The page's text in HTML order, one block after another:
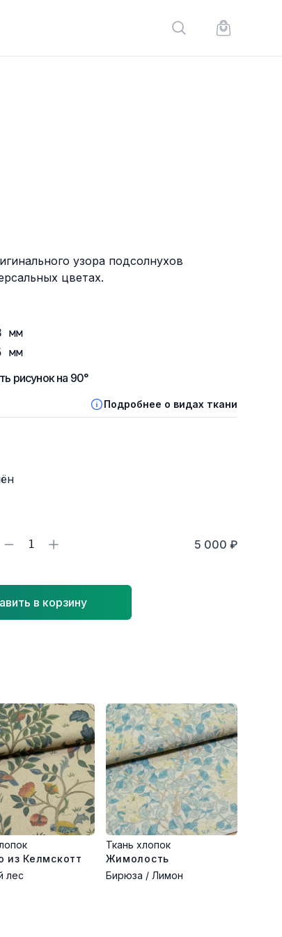
Поиск по сайту
Корзина
узора подсолнухов
цветах.
мм
мм
рисунок на 90°
Подробнее о видах ткани
1 5 000 ₽
в корзину
из Келмскотт
лес
Ткань хлопок
Жимолость
Бирюза / Лимон